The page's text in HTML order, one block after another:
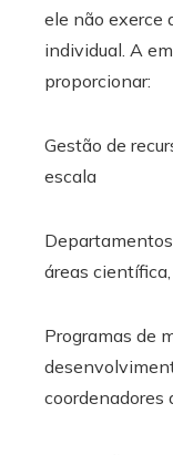
ele não exerce
individual. A
proporcionar:
Gestão de
escala
áreas
Programas de
coordenadores